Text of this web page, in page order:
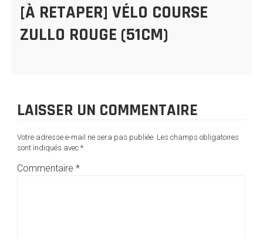
[À RETAPER] VÉLO COURSE
ZULLO ROUGE (51CM)
LAISSER UN COMMENTAIRE
Votre adresse e-mail ne sera pas publiée. Les champs obligatoires
sont indiqués avec *
Commentaire *